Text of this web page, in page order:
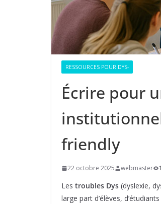
RESSOURCES POUR DYS-
Écrire pour
friendly
22 octobre 2025 webmaster
Les troubles Dys (dyslexie,
large part d’élèves,